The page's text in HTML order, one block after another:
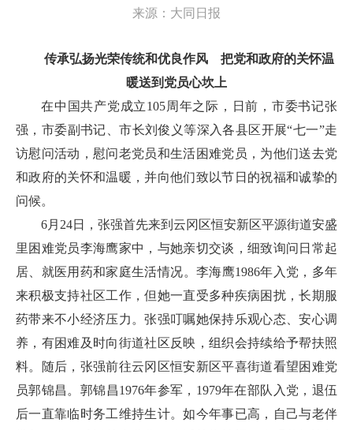
来源： 大同日报
传承弘扬光荣传统和优良作风 把党和政府的关怀温
暖送到党员心坎上
在中国共产党成立105周年之际，日前，市委书记张
强，市委副书记、市长刘俊义等深入各县区开展“七一”走
访慰问活动，慰问老党员和生活困难党员，为他们送去党
和政府的关怀和温暖，并向他们致以节日的祝福和诚挚的
问候。
6月24日，张强首先来到云冈区恒安新区平源街道安盛
里困难党员李海鹰家中，与她亲切交谈，细致询问日常起
居、就医用药和家庭生活情况。李海鹰1986年入党，多年
来积极支持社区工作，但她一直受多种疾病困扰，长期服
药带来不小经济压力。张强叮嘱她保持乐观心态、安心调
养，有困难及时向街道社区反映，组织会持续给予帮扶照
料。随后，张强前往云冈区恒安新区平喜街道看望困难党
员郭锦昌。郭锦昌1976年参军，1979年在部队入党，退伍
后一直靠临时务工维持生计。如今年事已高，自己与老伴